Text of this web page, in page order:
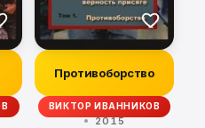
Противоборство
ВИКТОР ИВАННИКОВ
2015